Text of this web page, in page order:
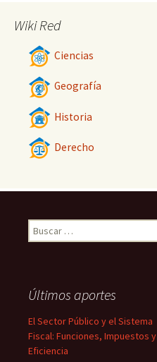
Wiki Red
Ciencias
Geografía
Historia
Derecho
Buscar:
Últimos aportes
El Sector Público y el Sistema
Fiscal: Funciones, Impuestos y
Eficiencia